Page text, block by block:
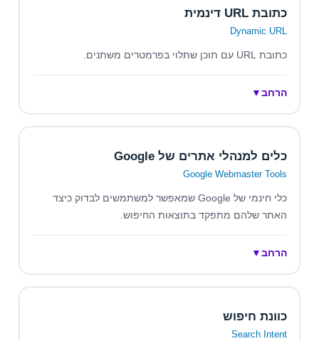
כתובת URL דינמית
Dynamic URL
כתובת URL עם תוכן שתלוי בפרמטרים משתנים.
הרחב▼
כלים למנהלי אתרים של Google
Google Webmaster Tools
כלי חינמי של Google שמאפשר למשתמשים לבדוק כיצד
האתר שלהם מתפקד בתוצאות החיפוש.
הרחב▼
כוונת חיפוש
Search Intent